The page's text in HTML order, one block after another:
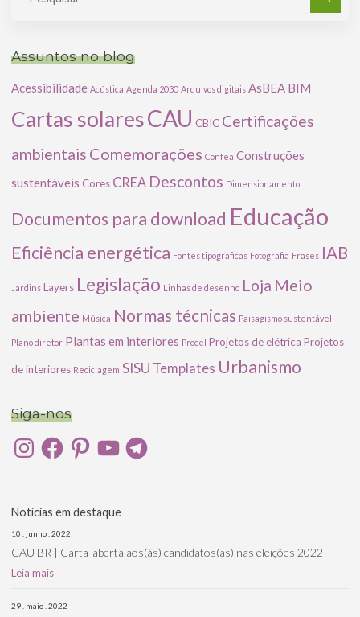
Assuntos no blog
Acessibilidade Acústica Agenda 2030 Arquivos digitais AsBEA BIM
Cartas solaresCAU CBIC Certificações
ambientais Comemorações Confea Construções
sustentáveis Cores CREA Descontos Dimensionamento
Documentos para download Educação
Eficiência energética Fontes tipográficas Fotografia Frases IAB
Jardins Layers Legislação Linhas de desenho Loja Meio
ambiente Música Normas técnicas Paisagismo sustentável
Plano diretor Plantas em interiores Procel Projetos de elétrica Projetos
de interiores Reciclagem SISU Templates Urbanismo
Siga-nos
InstagramFacebookPinterestYouTubeTelegram
Notícias em destaque
10 . junho . 2022
CAU BR | Carta-aberta aos(às) candidatos(as) nas eleições 2022
Leia mais
29 . maio . 2022